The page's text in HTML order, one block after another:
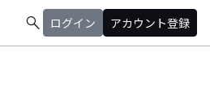
search ログイン アカウント登録